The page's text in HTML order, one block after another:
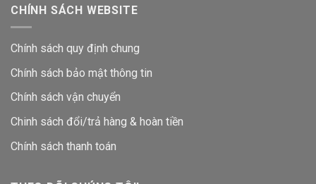
CHÍNH SÁCH WEBSITE
Chính sách quy định chung
Chính sách bảo mật thông tin
Chính sách vận chuyển
Chinh sách đổi/trả hàng & hoàn tiền
Chính sách thanh toán